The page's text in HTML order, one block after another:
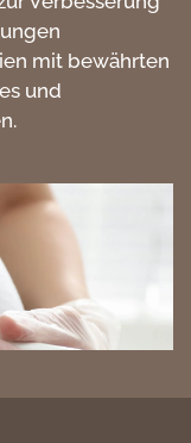
mit bewährten
und